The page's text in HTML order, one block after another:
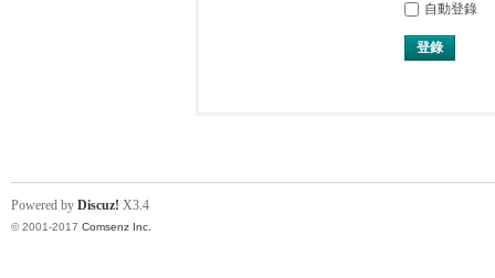
自動登錄
登錄
Powered by Discuz! X3.4
© 2001-2017 Comsenz Inc.